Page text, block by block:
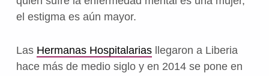
el estigma es aún mayor.
Las Hermanas Hospitalariasllegaron a Liberia
hace más de medio siglo y en 2014 se pone en